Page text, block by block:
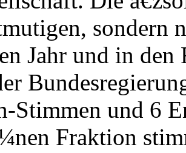
sondern
Jahr und in
Stimmen und 6
Fraktion